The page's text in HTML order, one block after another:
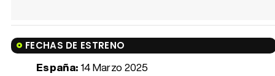
FECHAS DE ESTRENO
España: 14 Marzo 2025